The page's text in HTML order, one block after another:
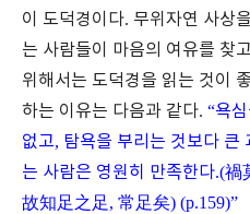
이 도덕경이다. 무위자연 사상
는 사람들이 마음의 여유를 찾고
위해서는 도덕경을 읽는 것이
하는 이유는 다음과 같다. “욕
없고, 탐욕을 부리는 것보다 큰
는 사람은 영원히 만족한다.(禍
故知足之足, 常足矣) (p.159)”